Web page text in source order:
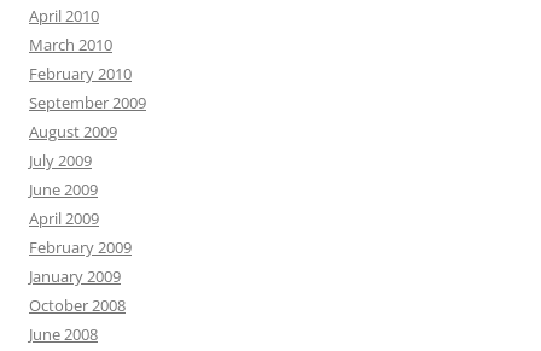
April 2010
March 2010
February 2010
September 2009
August 2009
July 2009
June 2009
April 2009
February 2009
January 2009
October 2008
June 2008